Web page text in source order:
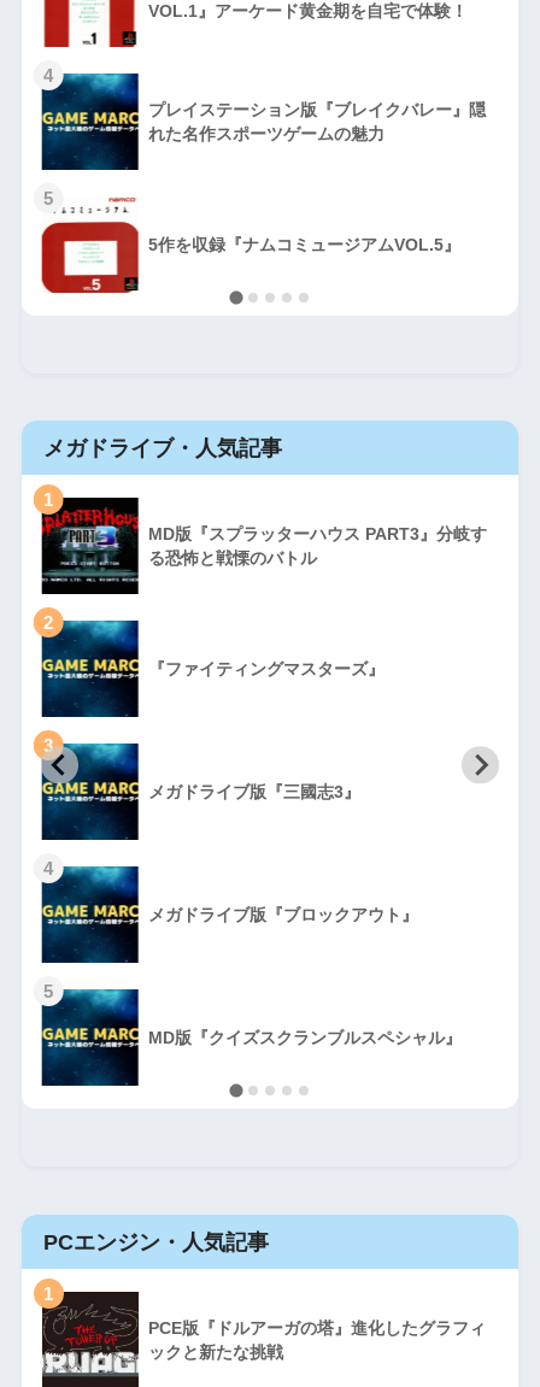
VOL.1』アーケード黄金期を自宅で体験！
4
プレイステーション版『ブレイクバレー』隠
れた名作スポーツゲームの魅力
5
5作を収録『ナムコミュージアムVOL.5』
メガドライブ・人気記事
1
MD版『スプラッターハウス PART3』分岐す
る恐怖と戦慄のバトル
2
『ファイティングマスターズ』
3
メガドライブ版『三國志3』
4
メガドライブ版『ブロックアウト』
5
MD版『クイズスクランブルスペシャル』
PCエンジン・人気記事
1
PCE版『ドルアーガの塔』進化したグラフィ
ックと新たな挑戦